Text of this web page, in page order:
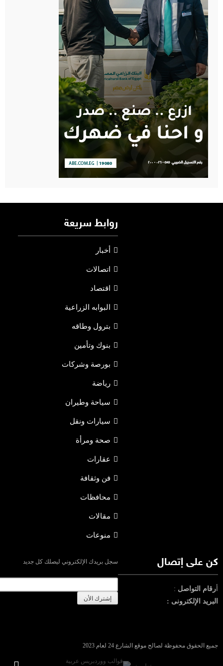
روابط سريعة
أخبار
اتصالات
اقتصاد
البوابه الزراعية
بترول وطاقه
بنوك وتأمين
بورصة وشركات
رياضة
سياحة وطيران
سيارات ونقل
صحة ومرأة
عقارات
فن وثقافة
محافظات
مقالات
منوعات
كن على إتصال
رقام التواصل :
البريد الإلكترونى :
سجل بريدك الإلكتروني ليصلك كل جديد
جميع الحقوق محفوظة لصالح موقع الشارع 24 لعام 2023